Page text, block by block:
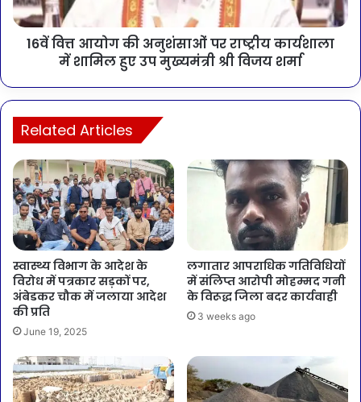
16वें वित्त आयोग की अनुशंसाओं पर राष्ट्रीय कार्यशाला
में शामिल हुए उप मुख्यमंत्री श्री विजय शर्मा
Related Articles
स्वास्थ्य विभाग के आदेश के
विरोध में पत्रकार सड़कों पर,
अंबेडकर चौक में जलाया आदेश
की प्रति
June 19, 2025
लगातार आपराधिक गतिविधियों
में संलिप्त आरोपी मोहम्मद गनी
के विरूद्ध जिला बदर कार्यवाही
3 weeks ago